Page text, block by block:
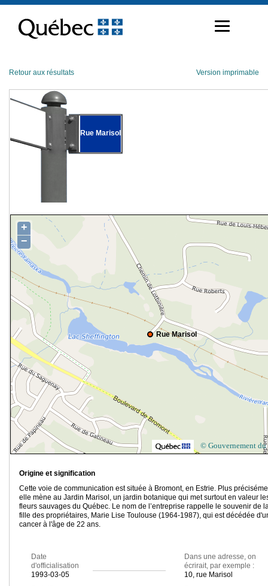
contenu
Retour aux résultats Version imprimable
Rue Marisol
Rue Marisol
+
−
© Gouvernement du
Origine et signification
Cette voie de communication est située à Bromont, en Estrie. Plus
elle mène au Jardin Marisol, un jardin botanique qui met surtout en valeur
fleurs sauvages du Québec. Le nom de l’entreprise rappelle le souvenir de
fille des propriétaires, Marie Lise Toulouse (1964-1987), qui est décédée
cancer à l'âge de 22 ans.
Date
d'officialisation
1993-03-05
Dans une adresse, on
écrirait, par exemple :
10, rue Marisol